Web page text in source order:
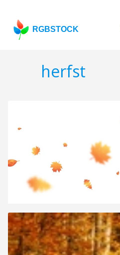
RGBSTOCK
herfst